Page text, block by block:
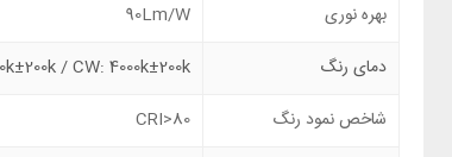
بهره نوری
90Lm/W
دمای رنگ
/ CW: 4000k±200k
شاخص نمود رنگ
CRI>80